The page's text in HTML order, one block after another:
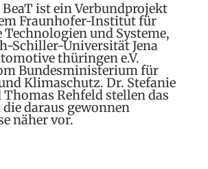
ist ein Verbundprojekt
Fraunhofer-Institut für
Technologien und Systeme,
Schiller-Universität Jena
thüringen e.V.
Bundesministerium für
Klimaschutz. Dr. Stefanie
Thomas Rehfeld stellen das
daraus gewonnen
näher vor.